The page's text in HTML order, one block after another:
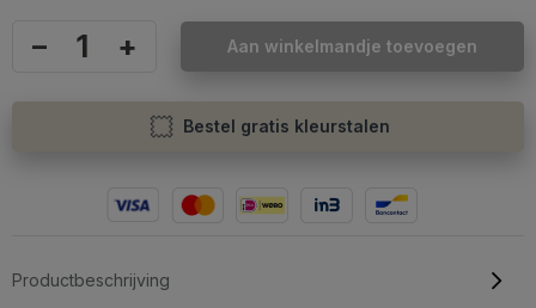
– + Aan winkelmandje toevoegen
Bestel gratis kleurstalen
Productbeschrijving